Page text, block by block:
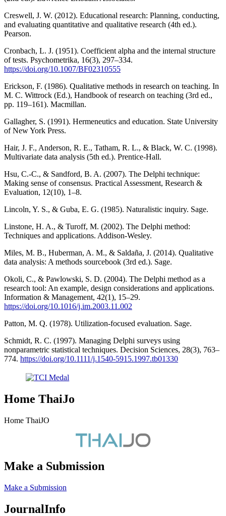
Creswell, J. W. (2012). Educational research: Planning, conducting,
and evaluating quantitative and qualitative research (4th ed.).
Pearson.
Cronbach, L. J. (1951). Coefficient alpha and the internal structure
of tests. Psychometrika, 16(3), 297–334.
https://doi.org/10.1007/BF02310555
Erickson, F. (1986). Qualitative methods in research on teaching. In
M. C. Wittrock (Ed.), Handbook of research on teaching (3rd ed.,
pp. 119–161). Macmillan.
Gallagher, S. (1991). Hermeneutics and education. State University
of New York Press.
Hair, J. F., Anderson, R. E., Tatham, R. L., & Black, W. C. (1998).
Multivariate data analysis (5th ed.). Prentice-Hall.
Hsu, C.-C., & Sandford, B. A. (2007). The Delphi technique:
Making sense of consensus. Practical Assessment, Research &
Evaluation, 12(10), 1–8.
Lincoln, Y. S., & Guba, E. G. (1985). Naturalistic inquiry. Sage.
Linstone, H. A., & Turoff, M. (2002). The Delphi method:
Techniques and applications. Addison-Wesley.
Miles, M. B., Huberman, A. M., & Saldaña, J. (2014). Qualitative
data analysis: A methods sourcebook (3rd ed.). Sage.
Okoli, C., & Pawlowski, S. D. (2004). The Delphi method as a
research tool: An example, design considerations and applications.
Information & Management, 42(1), 15–29.
https://doi.org/10.1016/j.im.2003.11.002
Patton, M. Q. (1978). Utilization-focused evaluation. Sage.
Schmidt, R. C. (1997). Managing Delphi surveys using
nonparametric statistical techniques. Decision Sciences, 28(3), 763–
774. https://doi.org/10.1111/j.1540-5915.1997.tb01330
Home ThaiJo
Home ThaiJO
Make a Submission
Make a Submission
JournalInfo